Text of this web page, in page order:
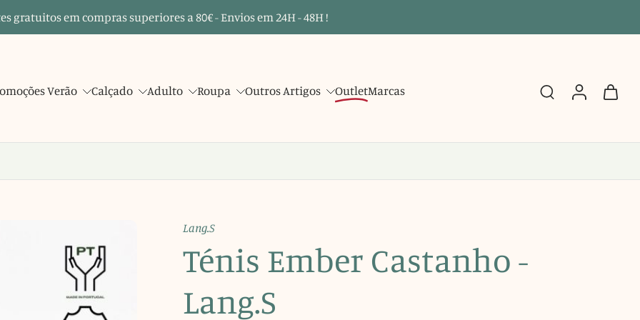
gratuitos em compras superiores a 80€ - Envios em 24H - 48H !
Verão Calçado Adulto Roupa Outros Artigos OutletMarcas
Lang.S
Ténis Ember Castanho -
Lang.S